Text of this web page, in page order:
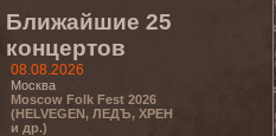
Ближайшие 25
концертов
08.08.2026
Москва
Moscow Folk Fest 2026
(HELVEGEN, ЛЕДЪ, ХРЕН
и др.)